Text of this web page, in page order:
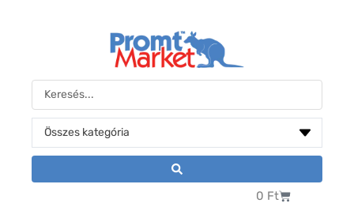
Search
...
0 FtKosár